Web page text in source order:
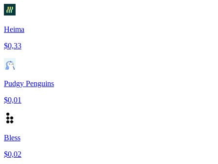
Heima
$0,33
Pudgy Penguins
$0,01
Bless
$0,02